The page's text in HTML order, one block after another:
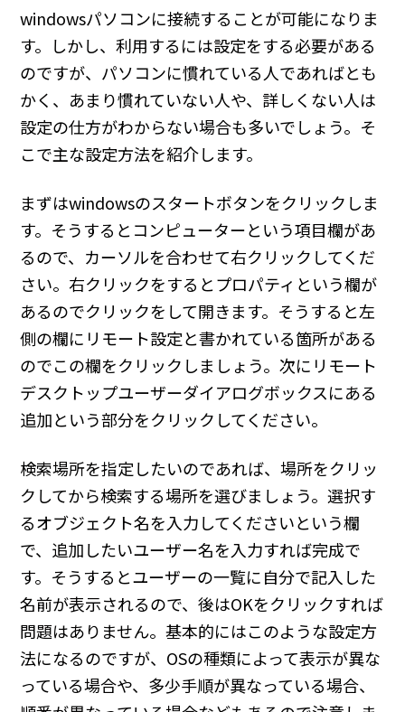
windowsパソコンに接続することが可能になりま
す。しかし、利用するには設定をする必要がある
のですが、パソコンに慣れている人であればとも
かく、あまり慣れていない人や、詳しくない人は
設定の仕方がわからない場合も多いでしょう。そ
こで主な設定方法を紹介します。
まずはwindowsのスタートボタンをクリックしま
す。そうするとコンピューターという項目欄があ
るので、カーソルを合わせて右クリックしてくだ
さい。右クリックをするとプロパティという欄が
あるのでクリックをして開きます。そうすると左
側の欄にリモート設定と書かれている箇所がある
のでこの欄をクリックしましょう。次にリモート
デスクトップユーザーダイアログボックスにある
追加という部分をクリックしてください。
検索場所を指定したいのであれば、場所をクリッ
クしてから検索する場所を選びましょう。選択す
るオブジェクト名を入力してくださいという欄
で、追加したいユーザー名を入力すれば完成で
す。そうするとユーザーの一覧に自分で記入した
名前が表示されるので、後はOKをクリックすれば
問題はありません。基本的にはこのような設定方
法になるのですが、OSの種類によって表示が異な
っている場合や、多少手順が異なっている場合、